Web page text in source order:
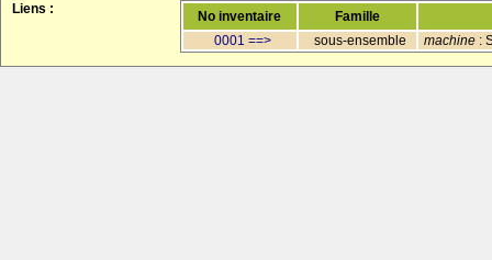
Liens : No inventaire
Famille
0001 ==>
sous-ensemble machine :